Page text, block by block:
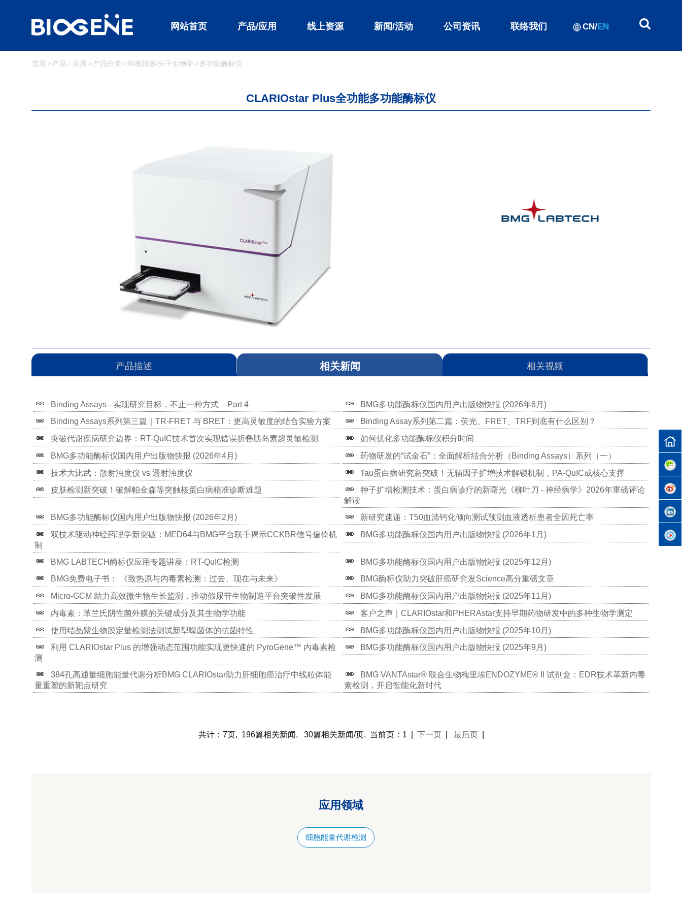
网站首页 产品/应用 线上资源 新闻/活动 公司资讯 联络我们 CN/EN
首页 产品 / 应用 产品分类 药物筛选/分子生物学 多功能酶标仪
CLARIOstar Plus全功能多功能酶标仪
产品描述 相关新闻 相关视频
Binding Assays - 实现研究目标，不止一种方式 – Part 4
BMG多功能酶标仪国内用户出版物快报 (2026年6月)
Binding Assays系列第三篇｜TR-FRET 与 BRET：更高灵敏度的结合实验方案
Binding Assay系列第二篇：荧光、FRET、TRF到底有什么区别？
突破代谢疾病研究边界：RT-QuIC技术首次实现错误折叠胰岛素超灵敏检测
如何优化多功能酶标仪积分时间
BMG多功能酶标仪国内用户出版物快报 (2026年4月)
药物研发的“试金石”：全面解析结合分析（Binding Assays）系列（一）
技术大比武：散射浊度仪 vs 透射浊度仪
Tau蛋白病研究新突破！无辅因子扩增技术解锁机制，PA-QuIC成核心支撑
皮肤检测新突破！破解帕金森等突触核蛋白病精准诊断难题
种子扩增检测技术：蛋白病诊疗的新曙光《柳叶刀 - 神经病学》2026年重磅评论
解读
BMG多功能酶标仪国内用户出版物快报 (2026年2月)
新研究速递：T50血清钙化倾向测试预测血液透析患者全因死亡率
双技术驱动神经药理学新突破：MED64与BMG平台联手揭示CCKBR信号偏倚机
制
BMG多功能酶标仪国内用户出版物快报 (2026年1月)
BMG LABTECH酶标仪应用专题讲座：RT-QuIC检测
BMG多功能酶标仪国内用户出版物快报 (2025年12月)
BMG免费电子书： 《致热原与内毒素检测：过去、现在与未来》
BMG酶标仪助力突破肝癌研究发Science高分重磅文章
Micro-GCM 助力高效微生物生长监测，推动假尿苷生物制造平台突破性发展
BMG多功能酶标仪国内用户出版物快报 (2025年11月)
内毒素：革兰氏阴性菌外膜的关键成分及其生物学功能
客户之声｜CLARIOstar和PHERAstar支持早期药物研发中的多种生物学测定
使用结晶紫生物膜定量检测法测试新型噬菌体的抗菌特性
BMG多功能酶标仪国内用户出版物快报 (2025年10月)
利用 CLARIOstar Plus 的增强动态范围功能实现更快速的 PyroGene™ 内毒素检
测
BMG多功能酶标仪国内用户出版物快报 (2025年9月)
384孔高通量细胞能量代谢分析BMG CLARIOstar助力肝细胞癌治疗中线粒体能
量重塑的新靶点研究
BMG VANTAstar® 联合生物梅里埃ENDOZYME® II 试剂盒：EDR技术革新内毒
素检测，开启智能化新时代
共计：7页, 196篇相关新闻, 30篇相关新闻/页, 当前页：1 | 下一页 最后页
应用领域
细胞能量代谢检测